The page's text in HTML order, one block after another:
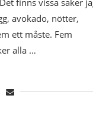
finns vissa saker
avokado, nötter,
ett måste. Fem
alla …